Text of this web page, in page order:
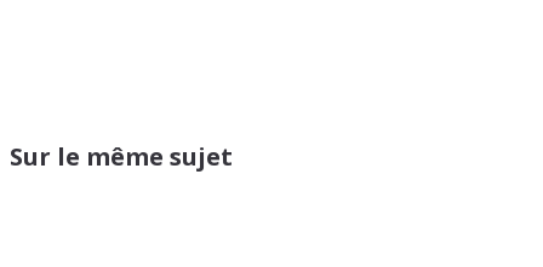
Sur le même sujet